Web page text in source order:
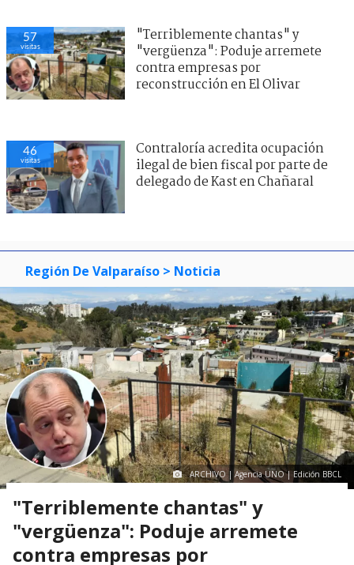
57
visitas
"Terriblemente chantas" y
"vergüenza": Poduje arremete
contra empresas por
reconstrucción en El Olivar
46
visitas
Contraloría acredita ocupación
ilegal de bien fiscal por parte de
delegado de Kast en Chañaral
Región De Valparaíso > Noticia
ARCHIVO | Agencia UNO | Edición BBCL
"Terriblemente chantas" y
"vergüenza": Poduje arremete
contra empresas por